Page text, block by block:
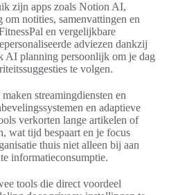
zijn apps zoals Notion AI,
notities, samenvattingen en
en vergelijkbare
adviezen dankzij
AI planning persoonlijk om je dag
te volgen.
streamingdiensten en
en adaptieve
verkorten lange artikelen of
wat tijd bespaart en je focus
thuis niet alleen bij aan
informatieconsumptie.
tools die direct voordeel